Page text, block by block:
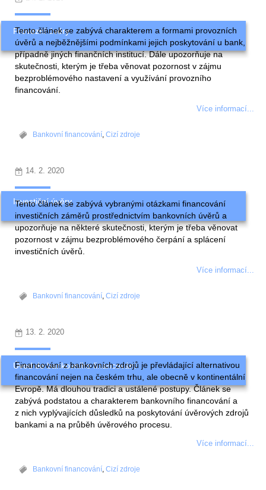
Provozní úvěry
Tento článek se zabývá charakterem a formami provozních
úvěrů a nejběžnějšími podmínkami jejich poskytování u bank,
případně jiných finančních institucí. Dále upozorňuje na
skutečnosti, kterým je třeba věnovat pozornost v zájmu
bezproblémového nastavení a využívání provozního
financování.
Více informací...
Bankovní financování, Cizí zdroje
Investiční úvěry
14. 2. 2020
Tento článek se zabývá vybranými otázkami financování
investičních záměrů prostřednictvím bankovních úvěrů a
upozorňuje na některé skutečnosti, kterým je třeba věnovat
pozornost v zájmu bezproblémového čerpání a splácení
investičních úvěrů.
Více informací...
Bankovní financování, Cizí zdroje
Úvod do bankovního financování
13. 2. 2020
Financování z bankovních zdrojů je převládající alternativou
financování nejen na českém trhu, ale obecně v kontinentální
Evropě. Má dlouhou tradici a ustálené postupy. Článek se
zabývá podstatou a charakterem bankovního financování a
z nich vyplývajících důsledků na poskytování úvěrových zdrojů
bankami a na průběh úvěrového procesu.
Více informací...
Bankovní financování, Cizí zdroje